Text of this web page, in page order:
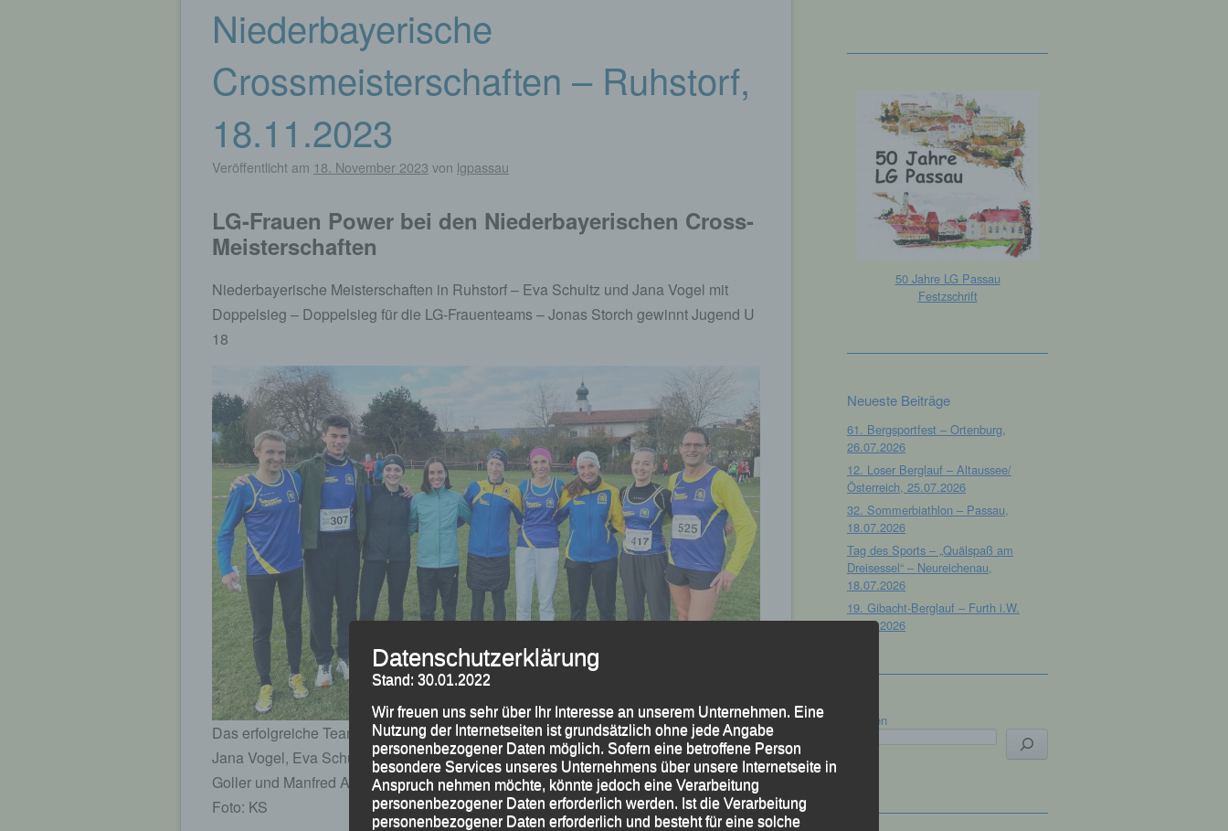
Beitragsnavigation
Niederbayerische
Crossmeisterschaften – Ruhstorf,
18.11.2023
Veröffentlicht am 18. November 2023 von lgpassau
LG-Frauen Power bei den Niederbayerischen Cross-
Meisterschaften
Niederbayerische Meisterschaften in Ruhstorf – Eva Schultz und Jana Vogel mit
Doppelsieg – Doppelsieg für die LG-Frauenteams – Jonas Storch gewinnt Jugend U
18
Das erfolgreiche Team der LG Passau (v.li.) mit Markus Siegerstetter, Jonas Storch,
Jana Vogel, Eva Schultz, Kathrin Bründl, Martha Weber, Christina Wimmer, Sarah
Goller und Manfred Ammerl
Foto: KS
50 Jahre LG Passau
Festzschrift
Neueste Beiträge
61. Bergsportfest – Ortenburg,
26.07.2026
12. Loser Berglauf – Altaussee/
Österreich, 25.07.2026
32. Sommerbiathlon – Passau,
18.07.2026
Tag des Sports – „Quälspaß am
Dreisessel“ – Neureichenau,
18.07.2026
19. Gibacht-Berglauf – Furth i.W.
12.07.2026
Suchen
Datenschutzerklärung
Stand: 30.01.2022
Wir freuen uns sehr über Ihr Interesse an unserem Unternehmen. Eine
Nutzung der Internetseiten ist grundsätzlich ohne jede Angabe
personenbezogener Daten möglich. Sofern eine betroffene Person
besondere Services unseres Unternehmens über unsere Internetseite in
Anspruch nehmen möchte, könnte jedoch eine Verarbeitung
personenbezogener Daten erforderlich werden. Ist die Verarbeitung
personenbezogener Daten erforderlich und besteht für eine solche